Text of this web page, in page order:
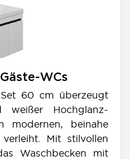
WCs
60 cm überzeugt
Hochglanz-
modernen, beinahe
Mit stilvollen
Waschbecken mit